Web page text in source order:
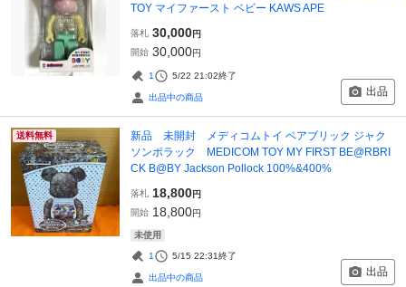
TOY マイファースト ベビー KAWS APE
落札 30,000円
開始 30,000円
1 5/22 21:02終了
出品中の商品 出品
送料無料
新品 未開封 メディコムトイ ベアブリック ジャク
ソンポラック MEDICOM TOY MY FIRST BE@RBRI
CK B@BY Jackson Pollock 100%&400%
落札 18,800円
開始 18,800円
未使用
1 5/15 22:31終了
出品中の商品 出品